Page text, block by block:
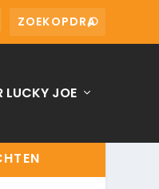
LUCKY JOE